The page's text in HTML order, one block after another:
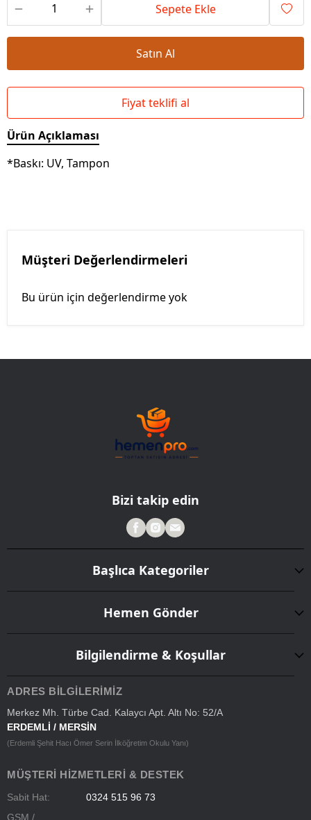
Sepete Ekle
Satın Al
Fiyat teklifi al
Ürün Açıklaması
*Baskı: UV, Tampon
Müşteri Değerlendirmeleri
Bu ürün için değerlendirme yok
Bizi takip edin
Başlıca Kategoriler
Hemen Gönder
Bilgilendirme & Koşullar
ADRES BILGILERIMIZ
Merkez Mh. Türbe Cad. Kalaycı Apt. Altı No: 52/A
ERDEMLİ / MERSİN
(Erdemli Şehit Hacı Ömer Serin İlköğretim Okulu Yanı)
MÜŞTERI HIZMETLERI & DESTEK
Sabit Hat:
0324 515 96 73
GSM /